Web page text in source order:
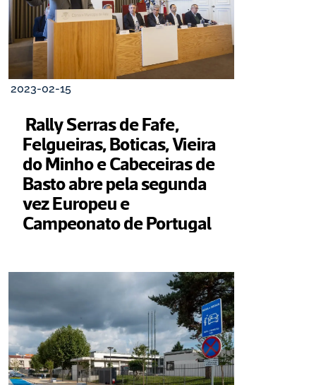
2023-02-15
Rally Serras de Fafe,
Felgueiras, Boticas, Vieira
do Minho e Cabeceiras de
Basto abre pela segunda
vez Europeu e